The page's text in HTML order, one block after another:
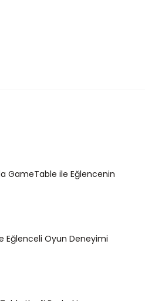
GameTable ile Eğlencenin
Eğlenceli Oyun Deneyimi